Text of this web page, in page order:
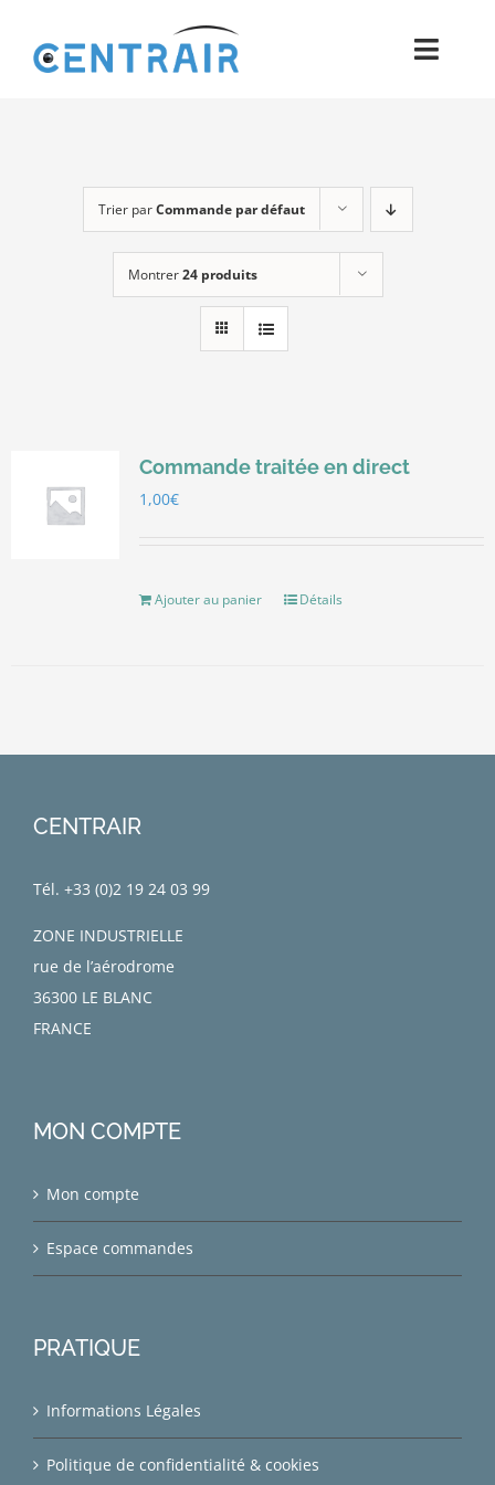
contenu
Moyens
Pièces
Process
Trier parCommande par défaut
Montrer24 produits
Commande traitée en direct
1,00€
Ajouter au panier Détails
CENTRAIR
Tél. +33 (0)2 19 24 03 99
ZONE INDUSTRIELLE
rue de l’aérodrome
36300 LE BLANC
FRANCE
MON COMPTE
Mon compte
Espace commandes
PRATIQUE
Informations Légales
Politique de confidentialité & cookies